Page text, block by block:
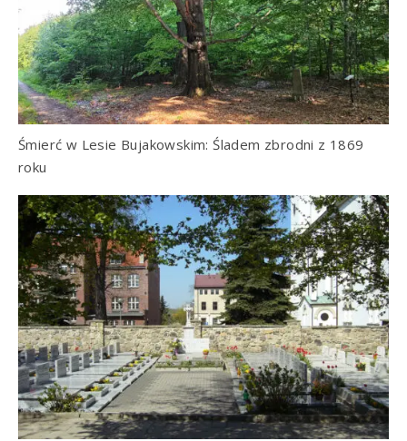
Śmierć w Lesie Bujakowskim: Śladem zbrodni z 1869
roku